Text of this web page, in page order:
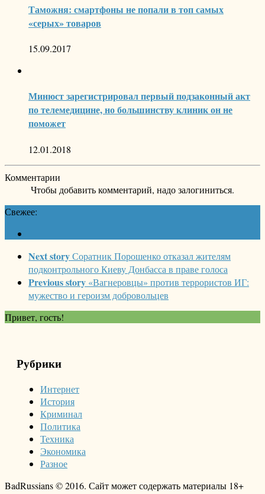
Таможня: смартфоны не попали в топ самых
«серых» товаров
15.09.2017
Минюст зарегистрировал первый подзаконный акт
по телемедицине, но большинству клиник он не
поможет
12.01.2018
Комментарии
Чтобы добавить комментарий, надо залогиниться.
Свежее:
Next storyСоратник Порошенко отказал жителям
подконтрольного Киеву Донбасса в праве голоса
Previous story «Вагнеровцы» против террористов ИГ:
мужество и героизм добровольцев
Привет, гость!
Рубрики
Интернет
История
Криминал
Политика
Техника
Экономика
Разное
BadRussians © 2016. Сайт может содержать материалы 18+